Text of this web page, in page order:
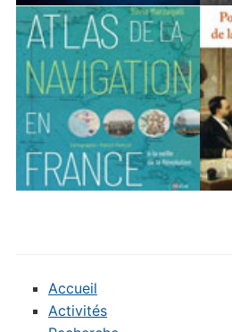
Accueil
Activités